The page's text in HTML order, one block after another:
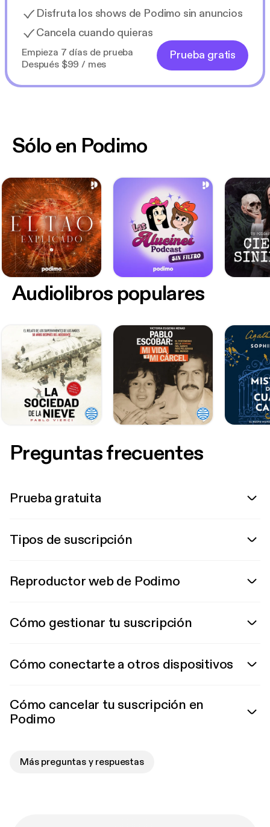
Disfruta los shows de Podimo sin anuncios
Cancela cuando quieras
Empieza 7 días de prueba
Después $99 / mes
Prueba gratis
Sólo en Podimo
Audiolibros populares
Preguntas frecuentes
Prueba gratuita
Tipos de suscripción
Reproductor web de Podimo
Cómo gestionar tu suscripción
Cómo conectarte a otros dispositivos
Cómo cancelar tu suscripción en
Podimo
Más preguntas y respuestas